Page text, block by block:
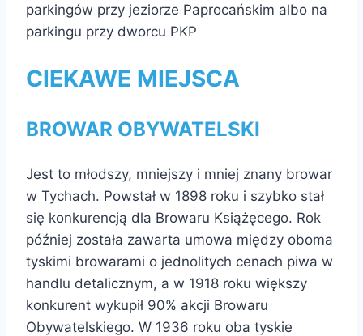
parkingów przy jeziorze Paprocańskim albo na
parkingu przy dworcu PKP
CIEKAWE MIEJSCA
BROWAR OBYWATELSKI
Jest to młodszy, mniejszy i mniej znany browar
w Tychach. Powstał w 1898 roku i szybko stał
się konkurencją dla Browaru Książęcego. Rok
później została zawarta umowa między oboma
tyskimi browarami o jednolitych cenach piwa w
handlu detalicznym, a w 1918 roku większy
konkurent wykupił 90% akcji Browaru
Obywatelskiego. W 1936 roku oba tyskie